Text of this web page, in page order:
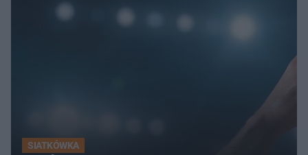
SIATKÓWKA